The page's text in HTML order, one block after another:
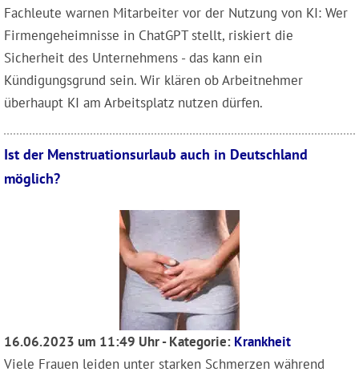
Fachleute warnen Mitarbeiter vor der Nutzung von KI: Wer
Firmengeheimnisse in ChatGPT stellt, riskiert die
Sicherheit des Unternehmens - das kann ein
Kündigungsgrund sein. Wir klären ob Arbeitnehmer
überhaupt KI am Arbeitsplatz nutzen dürfen.
Ist der Menstruationsurlaub auch in Deutschland
möglich?
16.06.2023 um 11:49 Uhr - Kategorie: Krankheit
Viele Frauen leiden unter starken Schmerzen während